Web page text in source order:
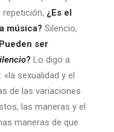
¿Es el
música? Silencio,
ser
? Lo digo a
sexualidad y el
de las variaciones
las maneras y el
maneras de que